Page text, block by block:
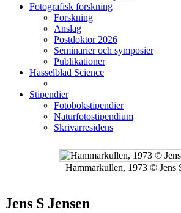
Fotografisk forskning
Forskning
Anslag
Postdoktor 2026
Seminarier och symposier
Publikationer
Hasselblad Science
Stipendier
Fotobokstipendier
Naturfotostipendium
Skrivarresidens
Hammarkullen, 1973 © Jens
Jens S Jensen